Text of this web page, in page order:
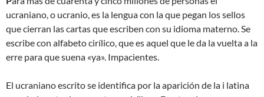
ucraniano, o ucranio, es la lengua con la que pegan los sellos
que cierran las cartas que escriben con su idioma materno. Se
escribe con alfabeto cirílico, que es aquel que le da la vuelta a la
erre para que suena «ya». Impacientes.
El ucraniano escrito se identifica por la aparición de la i latina